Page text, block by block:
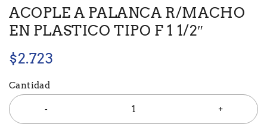
ACOPLE A PALANCA R/MACHO
EN PLASTICO TIPO F 1 1/2″
$2.723
Cantidad